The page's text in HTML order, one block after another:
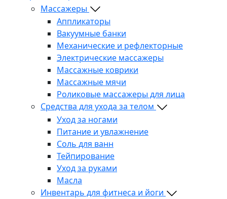
Массажеры
Аппликаторы
Вакуумные банки
Механические и рефлекторные
Электрические массажеры
Массажные коврики
Массажные мячи
Роликовые массажеры для лица
Средства для ухода за телом
Уход за ногами
Питание и увлажнение
Соль для ванн
Тейпирование
Уход за руками
Масла
Инвентарь для фитнеса и йоги